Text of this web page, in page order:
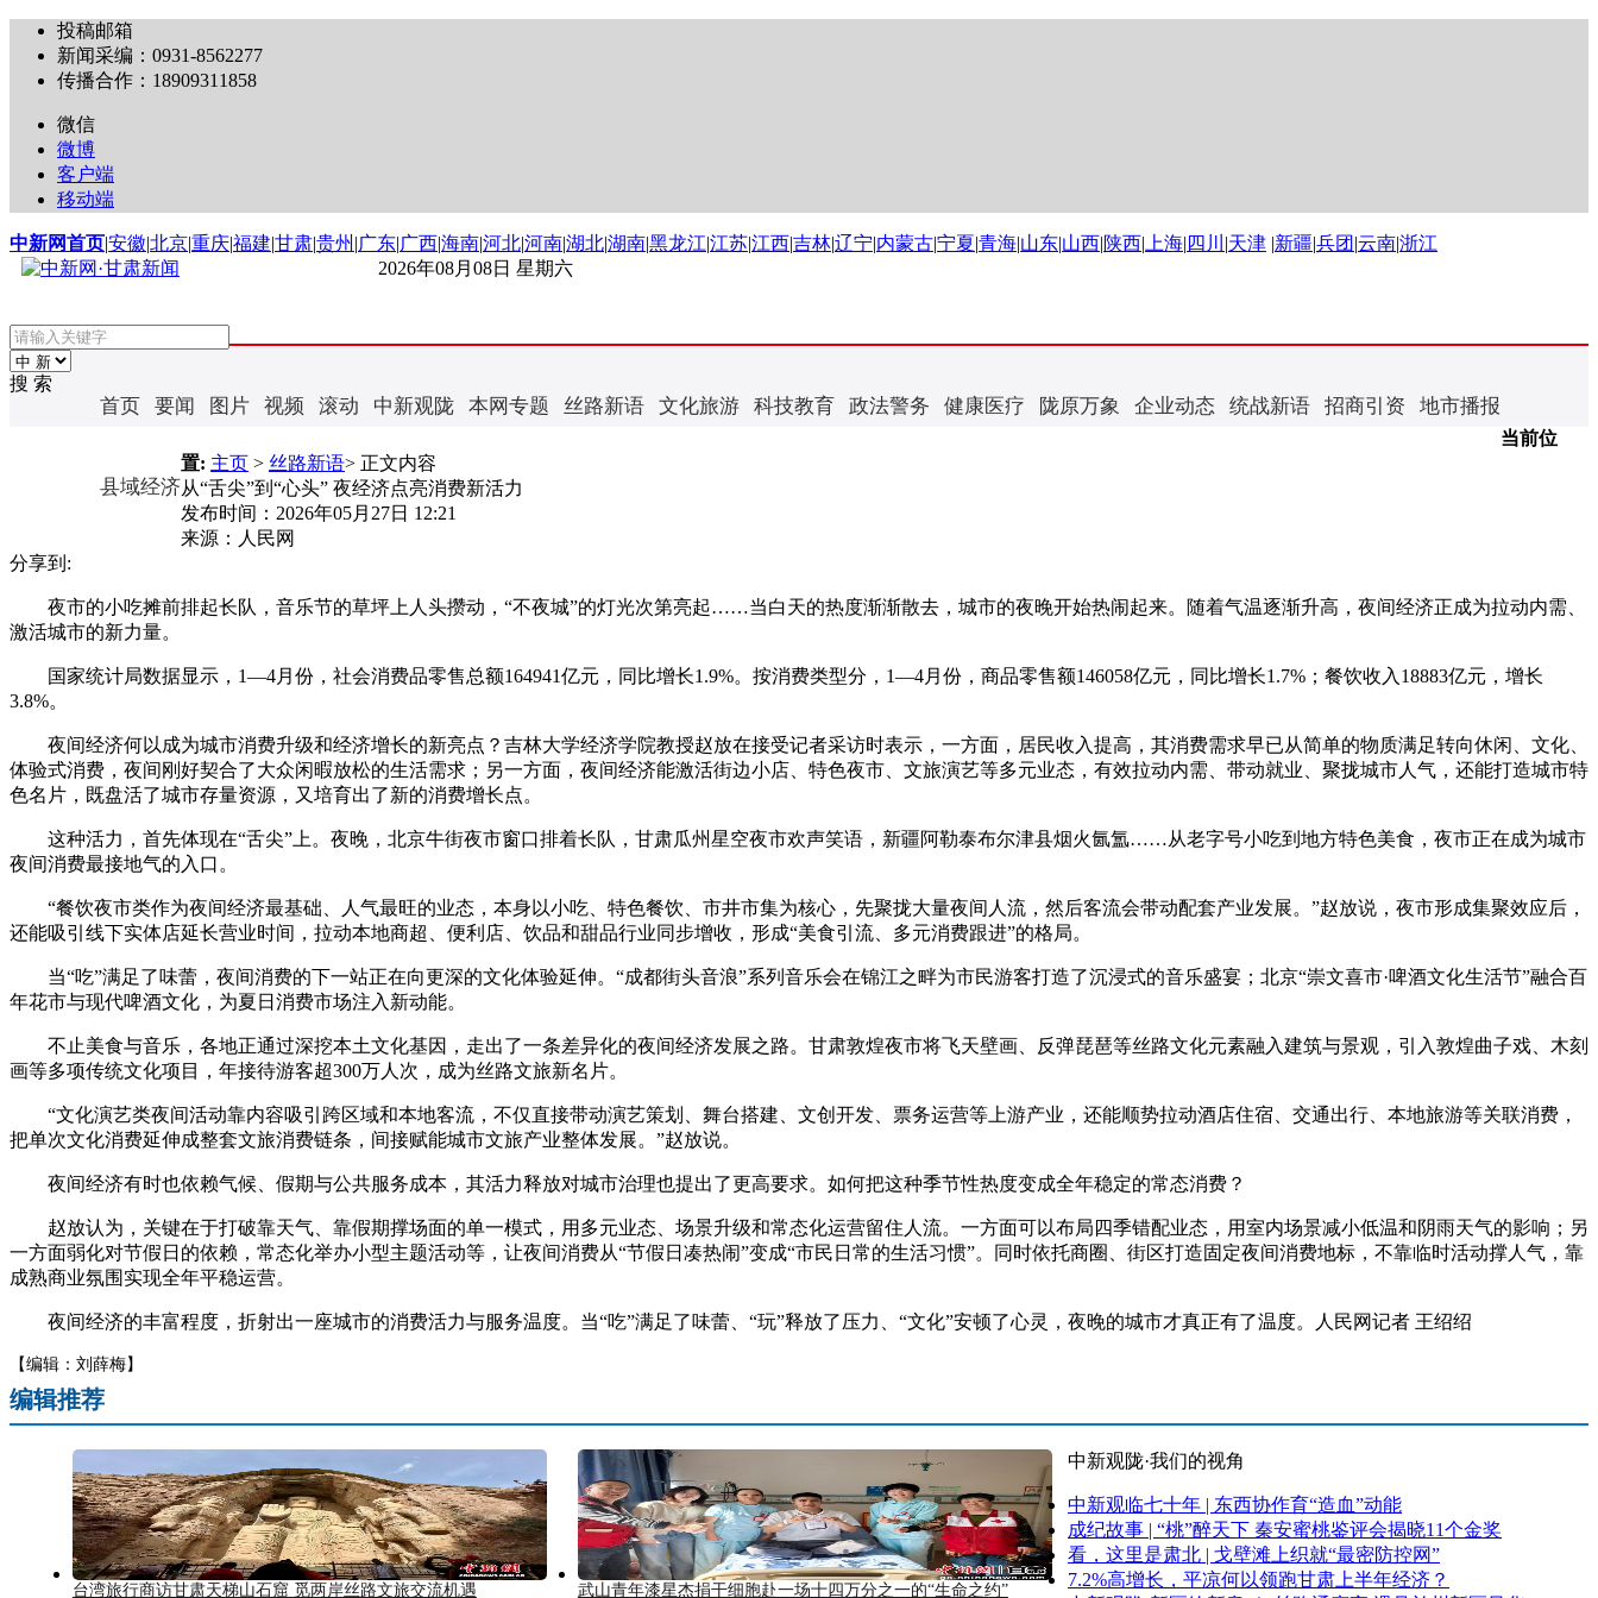
投稿邮箱
新闻采编：0931-8562277
传播合作：18909311858
微信
微博
客户端
移动端
中新网首页|安徽|北京|重庆|福建|甘肃|贵州 |广东|广西|海南|河北|河南|湖北|湖南|黑龙江|江苏|江西|吉林|辽宁|内蒙古|宁夏|青海|山东|山西|陕西| 上海| 四川 |天津 |新疆|兵团 |云南|浙江
2026年08月08日 星期六
搜 索
首页 要闻 图片 视频 滚动 中新观陇 本网专题 丝路新语 文化旅游 科技教育 政法警务 健康医疗 陇原万象 企业动态 统战新语 招商引资 地市播报
县域经济
当前位
置: 主页 > 丝路新语> 正文内容
从“舌尖”到“心头” 夜经济点亮消费新活力
发布时间： 2026年05月27日 12:21
来源： 人民网
分享到:
夜市的小吃摊前排起长队，音乐节的草坪上人头攒动，“不夜城”的灯光次第亮起……当白天的热度渐渐散去，城市的夜晚开始热闹起来。随着气温逐渐升高，夜间经济正成为拉动内需、
激活城市的新力量。
国家统计局数据显示，1—4月份，社会消费品零售总额164941亿元，同比增长1.9%。按消费类型分，1—4月份，商品零售额146058亿元，同比增长1.7%；餐饮收入18883亿元，增长
3.8%。
夜间经济何以成为城市消费升级和经济增长的新亮点？吉林大学经济学院教授赵放在接受记者采访时表示，一方面，居民收入提高，其消费需求早已从简单的物质满足转向休闲、文化、
体验式消费，夜间刚好契合了大众闲暇放松的生活需求；另一方面，夜间经济能激活街边小店、特色夜市、文旅演艺等多元业态，有效拉动内需、带动就业、聚拢城市人气，还能打造城市特
色名片，既盘活了城市存量资源，又培育出了新的消费增长点。
这种活力，首先体现在“舌尖”上。夜晚，北京牛街夜市窗口排着长队，甘肃瓜州星空夜市欢声笑语，新疆阿勒泰布尔津县烟火氤氲……从老字号小吃到地方特色美食，夜市正在成为城市
夜间消费最接地气的入口。
“餐饮夜市类作为夜间经济最基础、人气最旺的业态，本身以小吃、特色餐饮、市井市集为核心，先聚拢大量夜间人流，然后客流会带动配套产业发展。”赵放说，夜市形成集聚效应后，
还能吸引线下实体店延长营业时间，拉动本地商超、便利店、饮品和甜品行业同步增收，形成“美食引流、多元消费跟进”的格局。
当“吃”满足了味蕾，夜间消费的下一站正在向更深的文化体验延伸。“成都街头音浪”系列音乐会在锦江之畔为市民游客打造了沉浸式的音乐盛宴；北京“崇文喜市·啤酒文化生活节”融合百
年花市与现代啤酒文化，为夏日消费市场注入新动能。
不止美食与音乐，各地正通过深挖本土文化基因，走出了一条差异化的夜间经济发展之路。甘肃敦煌夜市将飞天壁画、反弹琵琶等丝路文化元素融入建筑与景观，引入敦煌曲子戏、木刻
画等多项传统文化项目，年接待游客超300万人次，成为丝路文旅新名片。
“文化演艺类夜间活动靠内容吸引跨区域和本地客流，不仅直接带动演艺策划、舞台搭建、文创开发、票务运营等上游产业，还能顺势拉动酒店住宿、交通出行、本地旅游等关联消费，
把单次文化消费延伸成整套文旅消费链条，间接赋能城市文旅产业整体发展。”赵放说。
夜间经济有时也依赖气候、假期与公共服务成本，其活力释放对城市治理也提出了更高要求。如何把这种季节性热度变成全年稳定的常态消费？
赵放认为，关键在于打破靠天气、靠假期撑场面的单一模式，用多元业态、场景升级和常态化运营留住人流。一方面可以布局四季错配业态，用室内场景减小低温和阴雨天气的影响；另
一方面弱化对节假日的依赖，常态化举办小型主题活动等，让夜间消费从“节假日凑热闹”变成“市民日常的生活习惯”。同时依托商圈、街区打造固定夜间消费地标，不靠临时活动撑人气，靠
成熟商业氛围实现全年平稳运营。
夜间经济的丰富程度，折射出一座城市的消费活力与服务温度。当“吃”满足了味蕾、“玩”释放了压力、“文化”安顿了心灵，夜晚的城市才真正有了温度。人民网记者 王绍绍
【编辑：刘薛梅】
编辑推荐
台湾旅行商访甘肃天梯山石窟 觅两岸丝路文旅交流机遇 武山青年漆星杰捐干细胞赴一场十四万分之一的“生命之约”
中新观陇·我们的视角
中新观临七十年 | 东西协作育“造血”动能
成纪故事 | “桃”醉天下 秦安蜜桃鉴评会揭晓11个金奖
看，这里是肃北 | 戈壁滩上织就“最密防控网”
7.2%高增长，平凉何以领跑甘肃上半年经济？